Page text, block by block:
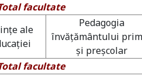
facultate
ale
Pedagogia
învăţământului
şi preşcolar
facultate
acreditată